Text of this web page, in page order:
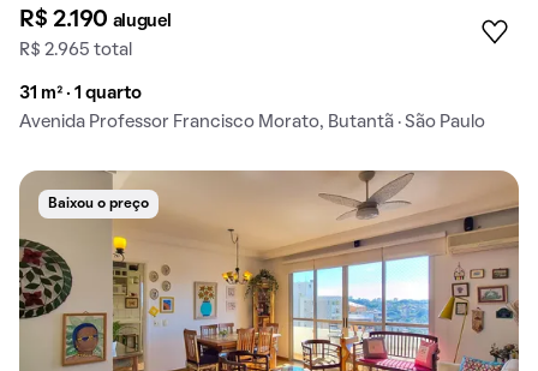
R$ 2.190 aluguel
R$ 2.965 total
31 m² · 1 quarto
Avenida Professor Francisco Morato, Butantã · São Paulo
Baixou o preço